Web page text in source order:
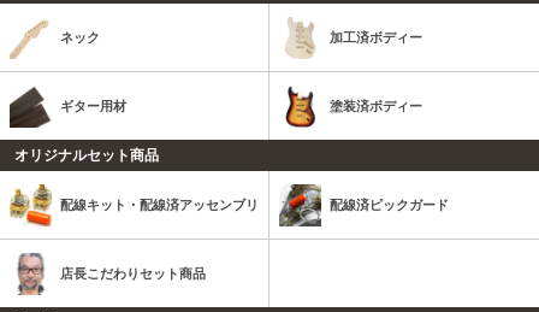
ネック 加工済ボディー
ギター用材 塗装済ボディー
オリジナルセット商品
配線キット・配線済アッセンブリ 配線済ピックガード
店長こだわりセット商品